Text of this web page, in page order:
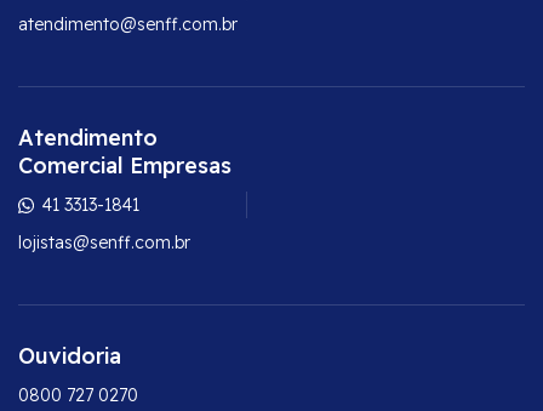
atendimento@senff.com.br
Atendimento
Comercial Empresas
41 3313-1841
lojistas@senff.com.br
Ouvidoria
0800 727 0270